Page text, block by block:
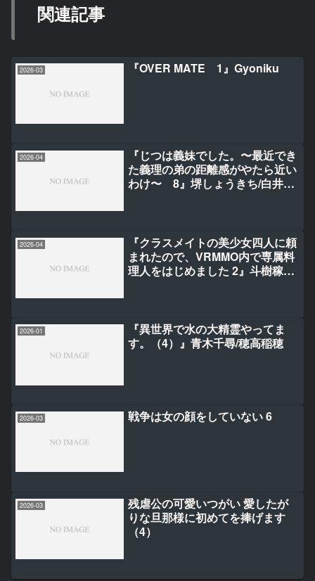
関連記事
2026-03 『OVER MATE 1』Gyoniku
2026-04
『じつは義妹でした。〜最近でき
た義理の弟の距離感がやたら近い
わけ〜 8』堺しょうきち/白井ム
2026-04
『クラスメイトの美少女四人に頼
まれたので、VRMMO内で専属料
理人をはじめました 2』斗樹稼多
2026-01
『異世界で水の大精霊やってま
す。（4）』青木千尋/穂高稲穂
2026-03 戦争は女の顔をしていない 6
2026-03
残虐公の可愛いつがい 愛したが
りな旦那様に初めてを捧げます
（4）